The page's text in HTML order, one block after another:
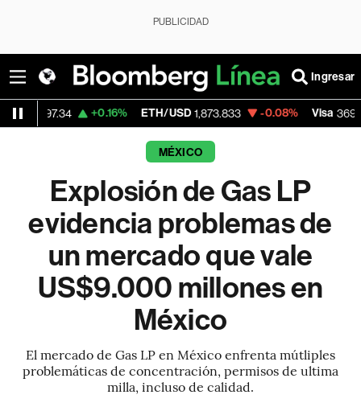
PUBLICIDAD
Ingresar
+0.16% ETH/USD 1,873.833 -0.08% Visa 369.59
MÉXICO
Explosión de Gas LP
evidencia problemas de
un mercado que vale
US$9.000 millones en
México
El mercado de Gas LP en México enfrenta mútliples
problemáticas de concentración, permisos de ultima
milla, incluso de calidad.